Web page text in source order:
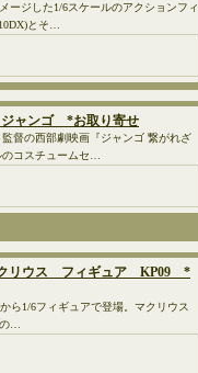
ージした1/6スケールのアクションフィ
とそ…
ャンゴ *お取り寄せ
督の西部劇映画『ジャンゴ 繋がれざ
コスチュームセ…
クリウス フィギュア KP09 *
ら1/6フィギュアで登場。マクリウス
…